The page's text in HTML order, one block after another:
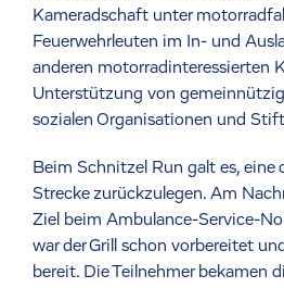
Kameradschaft unter
Feuerwehrleuten im In- und
anderen motorradinteressierten
Unterstützung von
sozialen Organisationen und
Beim Schnitzel Run galt es, eine
Strecke zurückzulegen. Am
Ziel beim Ambulance-Service-
war der Grill schon vorbereitet
bereit. Die Teilnehmer bekamen